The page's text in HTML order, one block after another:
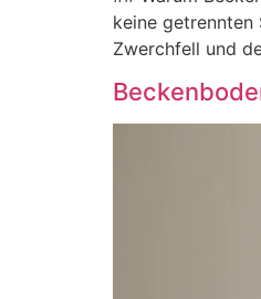
kei︇ne get︇rennten
Zwe︇rchfell und︇